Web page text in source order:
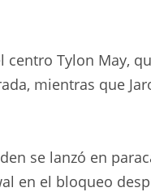
centro Tylon May,
mientras que
se lanzó en
en el bloqueo